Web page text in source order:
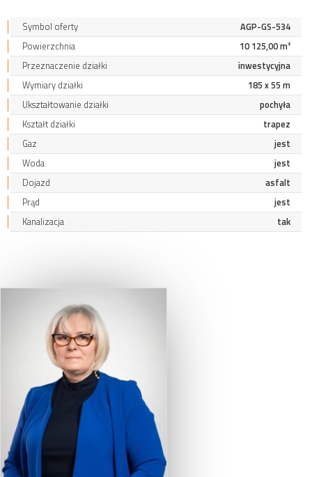
Symbol oferty
AGP-GS-534
Powierzchnia
10 125,00 m²
Przeznaczenie działki
inwestycyjna
Wymiary działki
185 x 55 m
Ukształtowanie działki
pochyła
Kształt działki
trapez
Gaz
jest
Woda
jest
Dojazd
asfalt
Prąd
jest
Kanalizacja
tak